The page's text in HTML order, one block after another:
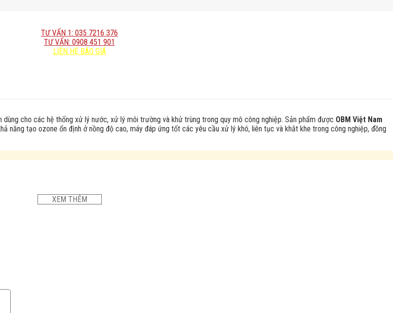
TƯ VẤN 1: 035 7216 376
TƯ VẤN: 0908 451 901
LIÊN HỆ BÁO GIÁ
dùng cho các hệ thống xử lý nước, xử lý môi trường và khử trùng trong quy mô công nghiệp. Sản phẩm được OBM Việt Nam
năng tạo ozone ổn định ở nồng độ cao, máy đáp ứng tốt các yêu cầu xử lý khó, liên tục và khắt khe trong công nghiệp, đồng
XEM THÊM